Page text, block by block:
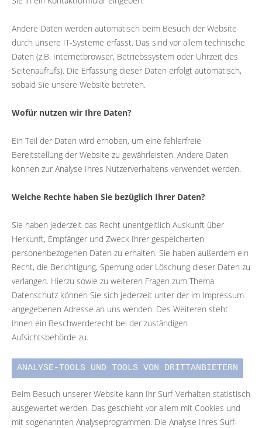
Andere Daten werden automatisch beim Besuch der Website
durch unsere IT-Systeme erfasst. Das sind vor allem technische
Daten (z.B. Internetbrowser, Betriebssystem oder Uhrzeit des
Seitenaufrufs). Die Erfassung dieser Daten erfolgt automatisch,
sobald Sie unsere Website betreten.
Wofür nutzen wir Ihre Daten?
Ein Teil der Daten wird erhoben, um eine fehlerfreie
Bereitstellung der Website zu gewährleisten. Andere Daten
können zur Analyse Ihres Nutzerverhaltens verwendet werden.
Welche Rechte haben Sie bezüglich Ihrer Daten?
Sie haben jederzeit das Recht unentgeltlich Auskunft über
Herkunft, Empfänger und Zweck Ihrer gespeicherten
personenbezogenen Daten zu erhalten. Sie haben außerdem ein
Recht, die Berichtigung, Sperrung oder Löschung dieser Daten zu
verlangen. Hierzu sowie zu weiteren Fragen zum Thema
Datenschutz können Sie sich jederzeit unter der im Impressum
angegebenen Adresse an uns wenden. Des Weiteren steht
Ihnen ein Beschwerderecht bei der zuständigen
Aufsichtsbehörde zu.
ANALYSE-TOOLS UND TOOLS VON DRITTANBIETERN
Beim Besuch unserer Website kann Ihr Surf-Verhalten statistisch
ausgewertet werden. Das geschieht vor allem mit Cookies und
mit sogenannten Analyseprogrammen. Die Analyse Ihres Surf-